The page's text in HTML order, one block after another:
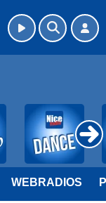
WEBRADIOS